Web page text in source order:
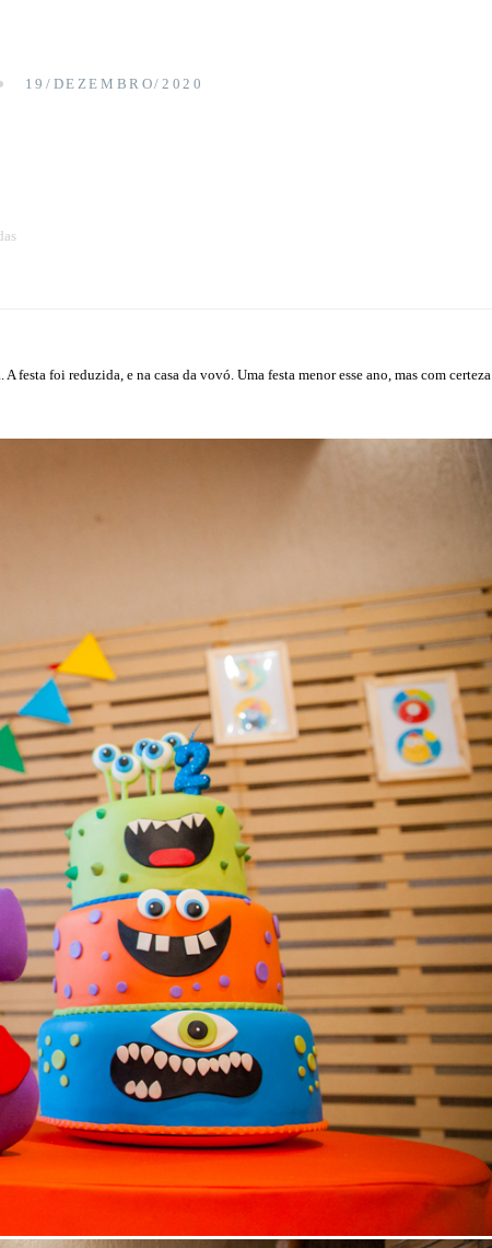
19/DEZEMBRO/2020
foi reduzida, e na casa da vovó. Uma festa menor esse ano, mas com certeza